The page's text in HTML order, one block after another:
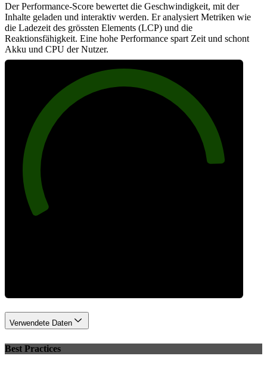
Der Performance-Score bewertet die Geschwindigkeit, mit der
Inhalte geladen und interaktiv werden. Er analysiert Metriken wie
die Ladezeit des grössten Elements (LCP) und die
Reaktionsfähigkeit. Eine hohe Performance spart Zeit und schont
Akku und CPU der Nutzer.
Verwendete Daten
Best Practices